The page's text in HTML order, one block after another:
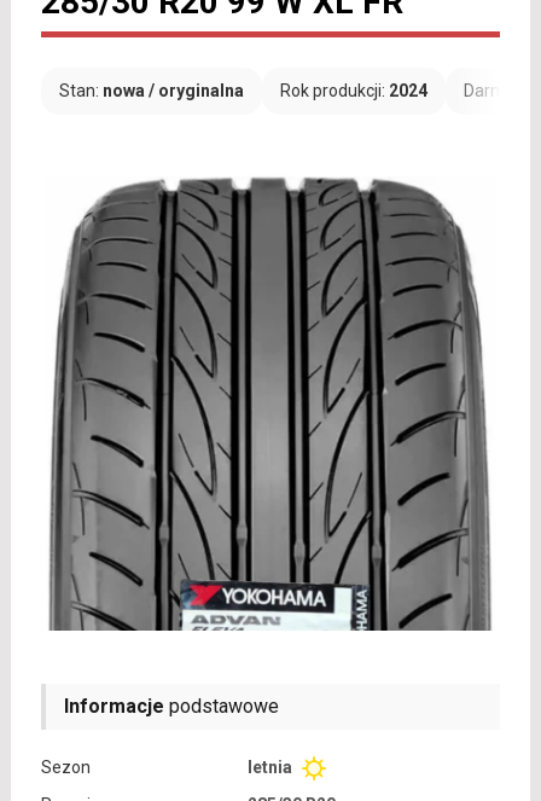
Stan: nowa / oryginalna Rok produkcji: 2024
Informacje podstawowe
Sezon
letnia